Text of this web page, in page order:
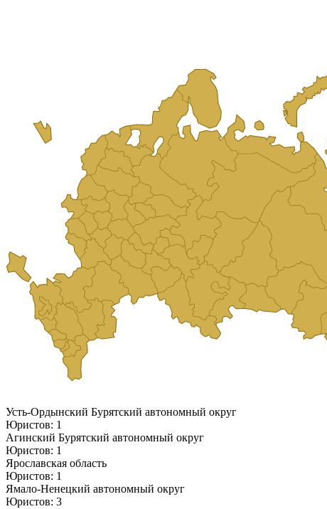
Усть-Ордынский Бурятский автономный округ
Юристов: 1
Агинский Бурятский автономный округ
Юристов: 1
Ярославская область
Юристов: 1
Ямало-Ненецкий автономный округ
Юристов: 3